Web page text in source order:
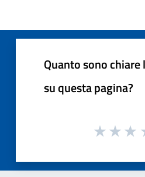
Quanto sono
su questa pagina?